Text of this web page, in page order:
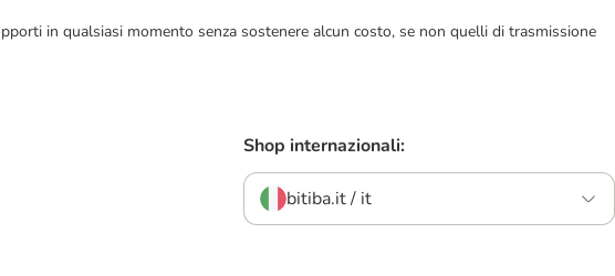
in qualsiasi momento senza sostenere alcun costo, se non quelli di trasmissione
Shop internazionali:
bitiba.it / it